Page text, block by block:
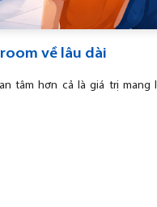
về lâu dài
tâm hơn cả là giá trị mang